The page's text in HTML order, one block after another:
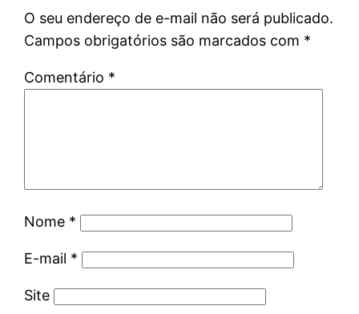
O seu endereço de e-mail não será publicado.
Campos obrigatórios são marcados com *
Comentário *
Nome *
E-mail *
Site